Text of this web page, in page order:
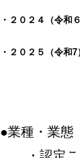
・２０２４（令和
・２０２５（令和
●業種・業態